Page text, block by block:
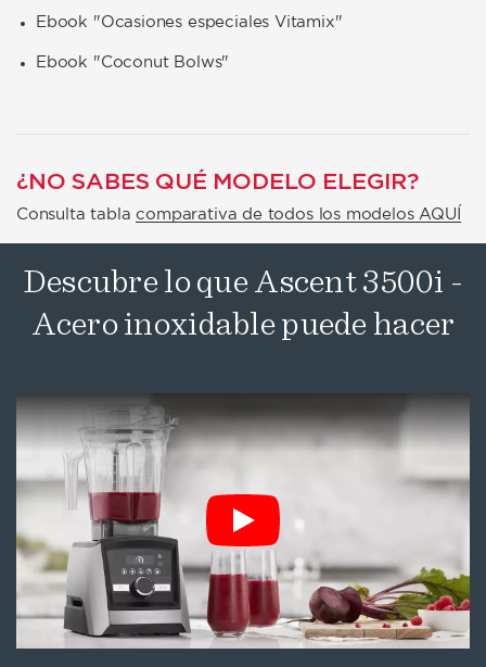
Ebook "Ocasiones especiales Vitamix"
Ebook "Coconut Bolws"
¿NO SABES QUÉ MODELO ELEGIR?
Consulta tablacomparativa de todos los modelos AQUÍ
Descubre lo que Ascent 3500i -
Acero inoxidable puede hacer